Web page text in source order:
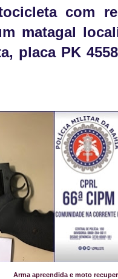
com
matagal
placa PK
Arma apreendida e moto